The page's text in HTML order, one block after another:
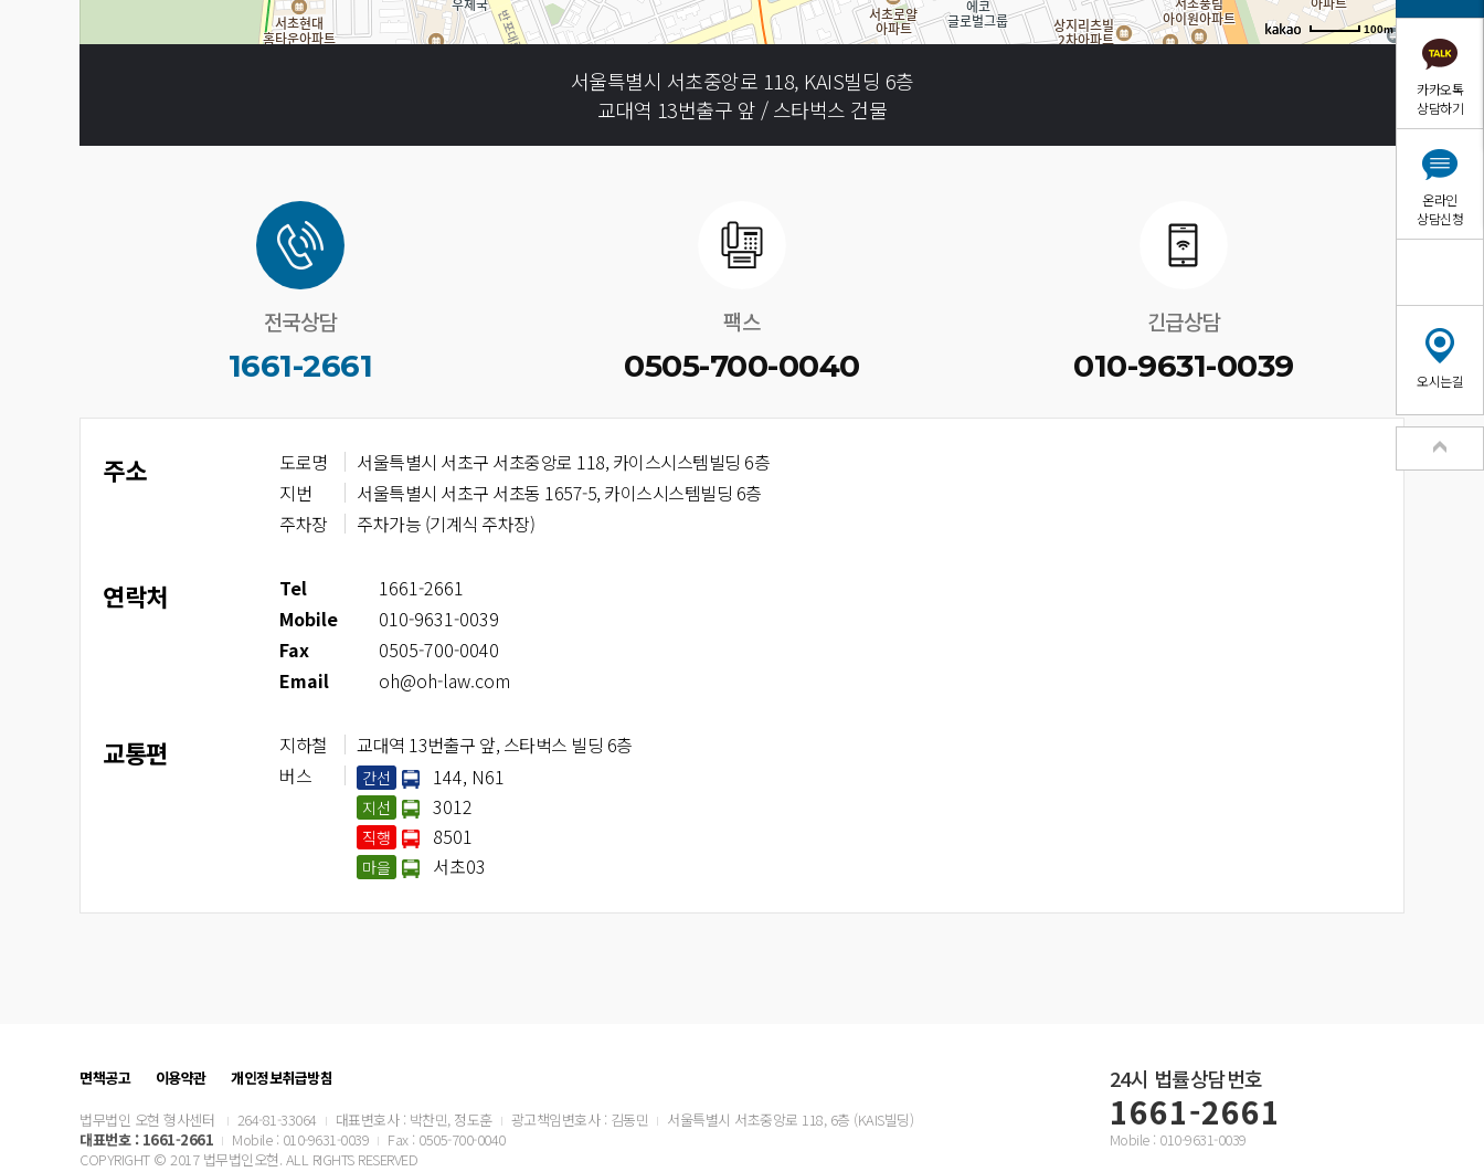
100m
서울특별시 서초중앙로 118, KAIS빌딩 6층
교대역 13번출구 앞 / 스타벅스 건물
전국상담
1661-2661
팩스
0505-700-0040
긴급상담
010-9631-0039
주소 도로명
서울특별시 서초구 서초중앙로 118, 카이스시스템빌딩 6층
지번
서울특별시 서초구 서초동 1657-5, 카이스시스템빌딩 6층
주차장
주차가능 (기계식 주차장)
연락처 Tel
1661-2661
Mobile
010-9631-0039
Fax
0505-700-0040
Email oh@oh-law.com
교통편 지하철
교대역 13번출구 앞, 스타벅스 빌딩 6층
버스
간선 144, N61
지선 3012
직행 8501
마을 서초03
면책공고 이용약관
개인정보취급방침
법무법인 오현 형사센터
264-81-33064 대표변호사 : 박찬민, 정도훈 광고책임변호사 : 김동민
서울특별시 서초중앙로 118, 6층 (KAIS빌딩)
대표번호 : 1661-2661 Mobile : 010-9631-0039
Fax : 0505-700-0040
COPYRIGHT © 2017 법무법인오현. ALL RIGHTS RESERVED
24시 법률상담번호
1661-2661
Mobile : 010-9631-0039
카카오톡
상담하기
온라인
상담신청
오시는길